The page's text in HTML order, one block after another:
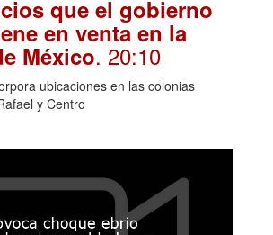
que el gobierno
en venta en la
México. 20:10
ubicaciones en las colonias
y Centro